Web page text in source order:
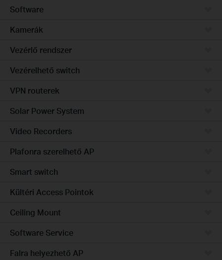
Software
Kamerák
Vezérlő rendszer
Vezérelhető switch
VPN routerek
Solar Power System
Video Recorders
Plafonra szerelhető AP
Smart switch
Kültéri Access Pointok
Ceiling Mount
Software Service
Falra helyezhető AP